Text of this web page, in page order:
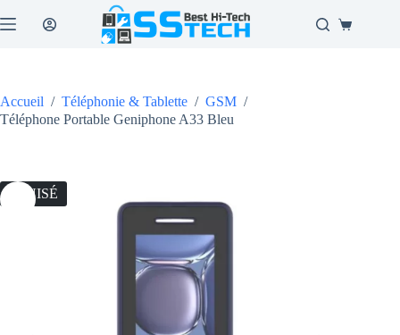
au
Panier
Accueil / Téléphonie & Tablette / GSM /
Téléphone Portable Geniphone A33 Bleu
ÉPUISÉ